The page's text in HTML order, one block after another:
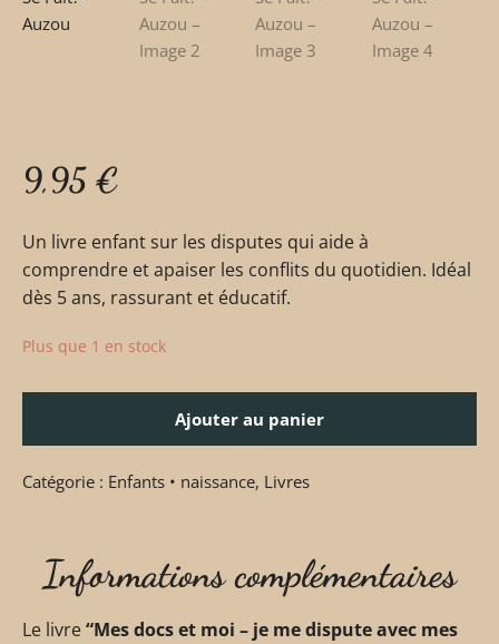
9,95 €
Un livre enfant sur les disputes qui aide à
comprendre et apaiser les conflits du quotidien. Idéal
dès 5 ans, rassurant et éducatif.
Plus que 1 en stock
Ajouter au panier
Catégorie : Enfants • naissance, Livres
Informations complémentaires
Le livre“Mes docs et moi – je me dispute avec mes